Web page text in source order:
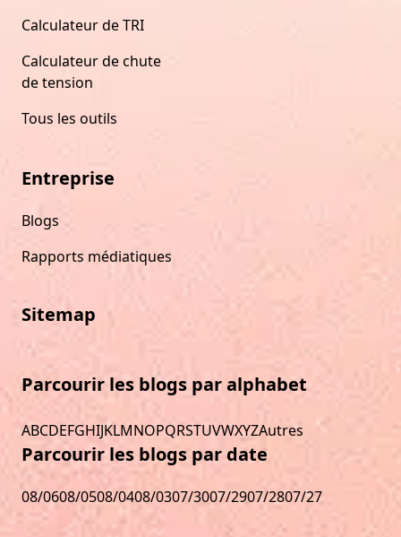
Calculateur de TRI
Calculateur de chute
de tension
Tous les outils
Entreprise
Blogs
Rapports médiatiques
Sitemap
Parcourir les blogs par alphabet
ABCDEFGHIJKLMNOPQRSTUVWXYZAutres
Parcourir les blogs par date
08/0608/0508/0408/0307/3007/2907/2807/27